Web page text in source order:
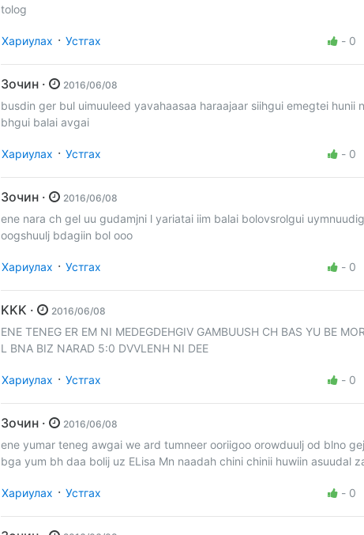
tolog
Хариулах · Устгах - 0
Зочин · 2016/06/08
busdin ger bul uimuuleed yavahaasaa haraajaar siihgui emegtei hunii
bhgui balai avgai
Хариулах · Устгах - 0
Зочин · 2016/06/08
ene nara ch gel uu gudamjni l yariatai iim balai bolovsrolgui
oogshuulj bdagiin bol ooo
Хариулах · Устгах - 0
KKK · 2016/06/08
ENE TENEG ER EM NI MEDEGDEHGIV GAMBUUSH CH BAS YU BE
L BNA BIZ NARAD 5:0 DVVLENH NI DEE
Хариулах · Устгах - 0
Зочин · 2016/06/08
ene yumar teneg awgai we ard tumneer ooriigoo orowduulj od blno
bga yum bh daa bolij uz ELisa Mn naadah chini chinii huwiin asuudal
Хариулах · Устгах - 0